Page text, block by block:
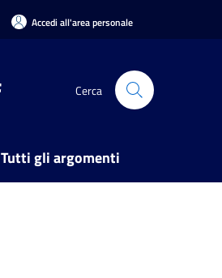
Accedi all'area personale
Cerca
Tutti gli argomenti